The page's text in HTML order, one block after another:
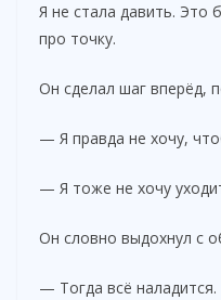
Я не стала давить. Это
про точку.
Он сделал шаг вперёд,
— Я правда не хочу,
— Я тоже не хочу
Он словно выдохнул с
— Тогда всё наладится.